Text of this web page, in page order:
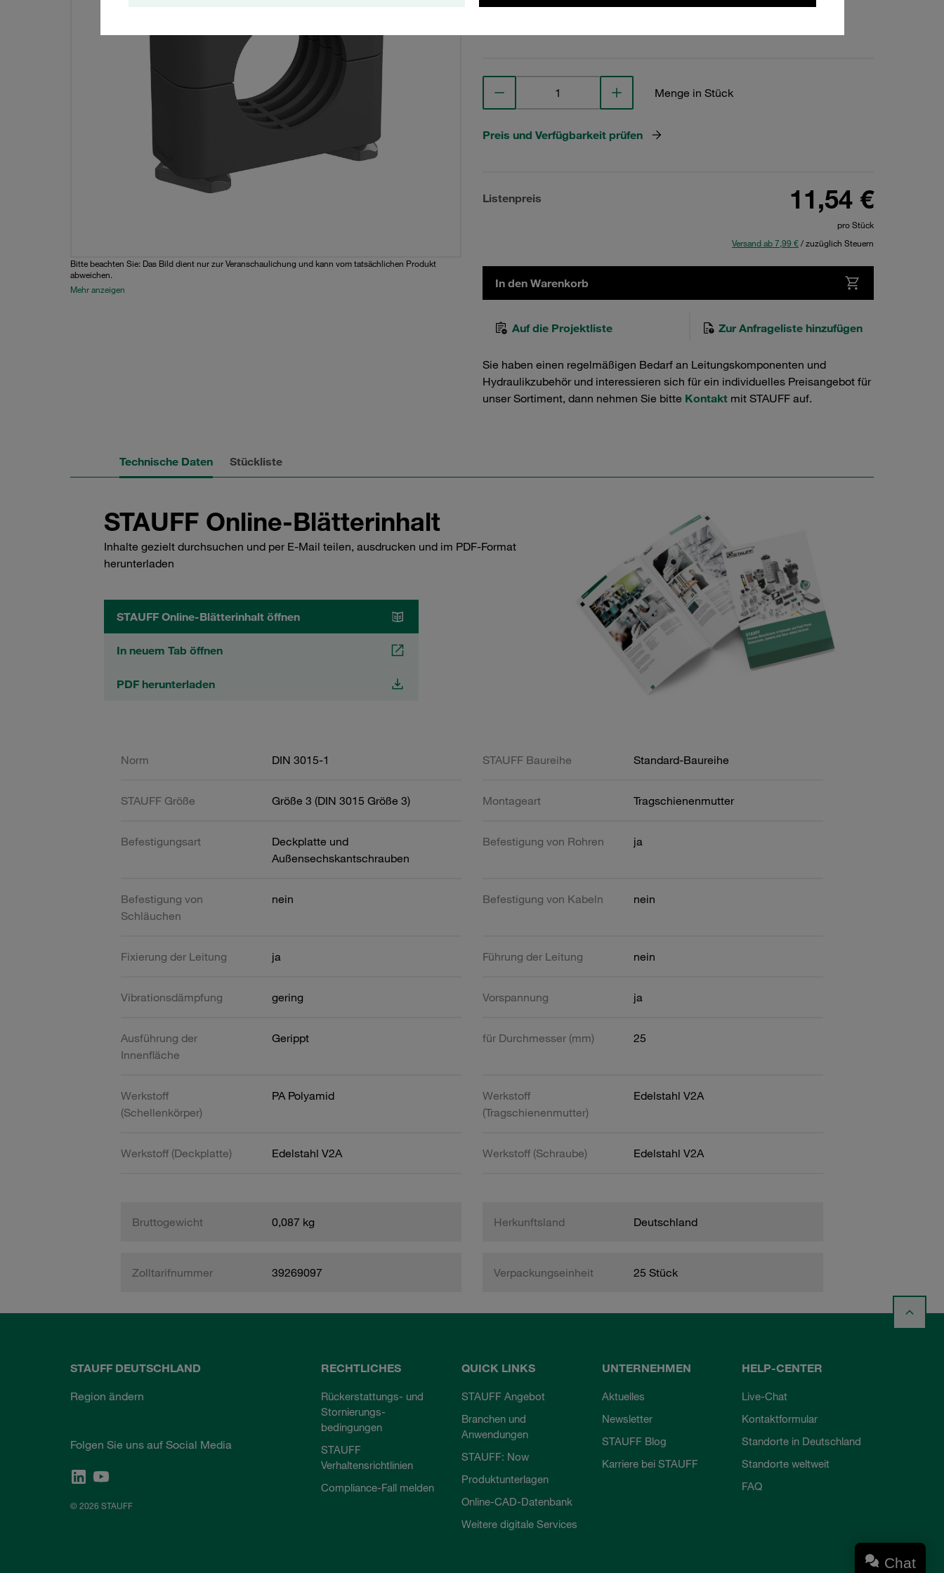
Bitte beachten Sie: Das Bild dient nur zur Veranschaulichung und kann vom tatsächlichen Produkt
abweichen.
Mehr anzeigen
Menge in Stück
Preis und Verfügbarkeit prüfen
Listenpreis 11,54 €
pro Stück
Versand ab 7,99 €/ zuzüglich Steuern
In den Warenkorb
Auf die Projektliste Zur Anfrageliste hinzufügen
Sie haben einen regelmäßigen Bedarf an Leitungskomponenten und
Hydraulikzubehör und interessieren sich für ein individuelles Preisangebot für
unser Sortiment, dann nehmen Sie bitte Kontakt mit STAUFF auf.
Technische Daten Stückliste
STAUFF Online-Blätterinhalt
Inhalte gezielt durchsuchen und per E-Mail teilen, ausdrucken und im PDF-Format
herunterladen
STAUFF Online-Blätterinhalt öffnen
In neuem Tab öffnen
PDF herunterladen
Norm DIN 3015-1 STAUFF Baureihe Standard-Baureihe
STAUFF Größe Größe 3 (DIN 3015 Größe 3) Montageart Tragschienenmutter
Befestigungsart
Deckplatte und
Außensechskantschrauben
Befestigung von Rohren ja
Befestigung von
Schläuchen
nein Befestigung von Kabeln nein
Fixierung der Leitung ja Führung der Leitung nein
Vibrationsdämpfung gering Vorspannung ja
Ausführung der
Innenfläche
Gerippt für Durchmesser (mm) 25
Werkstoff
(Schellenkörper)
PA Polyamid
Werkstoff
(Tragschienenmutter)
Edelstahl V2A
Werkstoff (Deckplatte) Edelstahl V2A Werkstoff (Schraube) Edelstahl V2A
Bruttogewicht 0,087 kg Herkunftsland Deutschland
Zolltarifnummer 39269097 Verpackungseinheit 25 Stück
STAUFF DEUTSCHLAND
Region ändern
Folgen Sie uns auf Social Media
© 2026 STAUFF
RECHTLICHES
Rückerstattungs- und
Stornierungs-
bedingungen
STAUFF
Verhaltensrichtlinien
Compliance-Fall melden
QUICK LINKS
STAUFF Angebot
Branchen und
Anwendungen
STAUFF: Now
Produktunterlagen
Online-CAD-Datenbank
Weitere digitale Services
UNTERNEHMEN
Aktuelles
Newsletter
STAUFF Blog
Karriere bei STAUFF
HELP-CENTER
Live-Chat
Kontaktformular
Standorte in Deutschland
Standorte weltweit
FAQ
Chat